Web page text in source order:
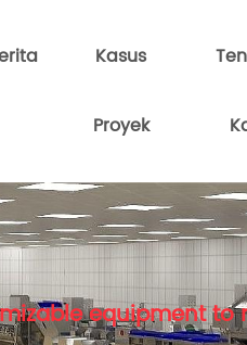
Kasus
Proyek
equipment